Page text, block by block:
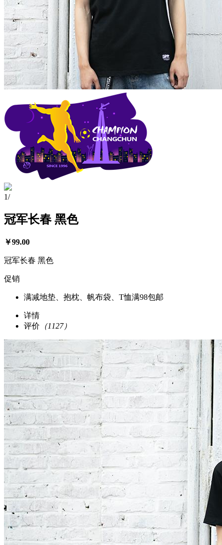
1/
冠军长春 黑色
￥99.00
冠军长春 黑色
促销
满减地垫、抱枕、帆布袋、T恤满98包邮
详情
评价 （1127）